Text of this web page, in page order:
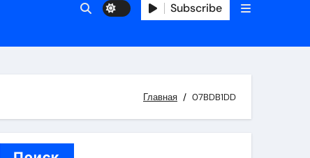
Subscribe
Главная 07BDB1DD